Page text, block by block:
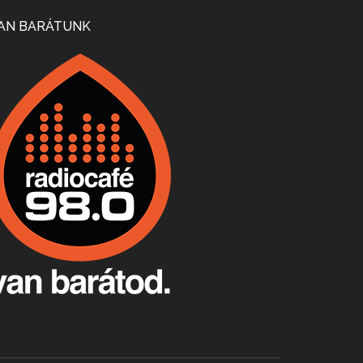
Apr 24, 2026 • 00:38:10
Villány, kékfrankos, Jackfall
Apr 17, 2026 • 00:35:38
Apr 9, 2026 • 00:37:17
BARÁTUNK